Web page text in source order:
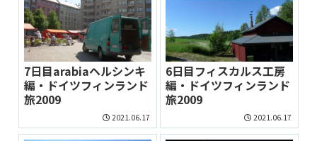
7日目arabiaヘルシンキ
編・ドイツフィンランド
旅2009
2021.06.17
6日目フィスカルス工房
編・ドイツフィンランド
旅2009
2021.06.17